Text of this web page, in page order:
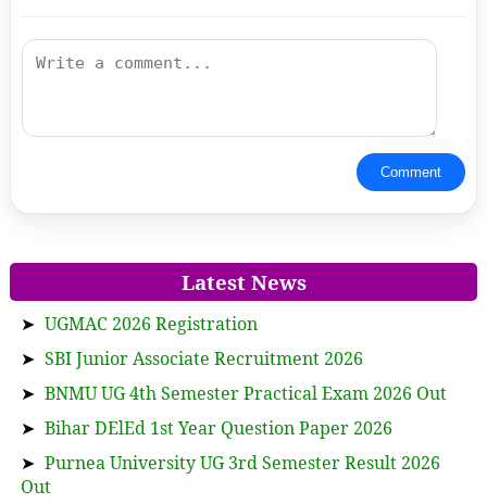
Comment
Latest News
➤ UGMAC 2026 Registration
➤ SBI Junior Associate Recruitment 2026
➤ BNMU UG 4th Semester Practical Exam 2026 Out
➤ Bihar DElEd 1st Year Question Paper 2026
➤ Purnea University UG 3rd Semester Result 2026
Out